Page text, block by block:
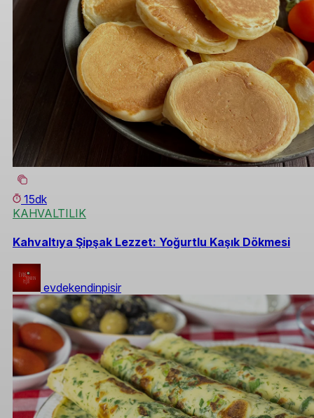
15dk
KAHVALTILIK
Kahvaltıya Şipşak Lezzet: Yoğurtlu Kaşık Dökmesi
evdekendinpisir